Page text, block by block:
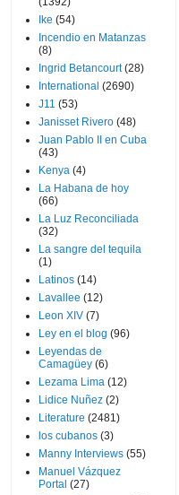
Ike (54)
Incendio en Matanzas
(8)
Ingrid Betancourt (28)
International (2690)
J11 (53)
Janisset Rivero (48)
Juan Pablo II en Cuba
(43)
Kenya (4)
La Habana de hoy
(66)
La Luz Reconciliada
(32)
La sangre del tequila
(1)
Latinos (14)
Lavallee (12)
Leon XIV (7)
Ley en el blog (96)
Leyendas de
Camagüey (6)
Lezama Lima (12)
Lidice Nuñez (2)
Literature (2481)
los cubanos (3)
Manny Interviews (55)
Manuel Vázquez
Portal (27)